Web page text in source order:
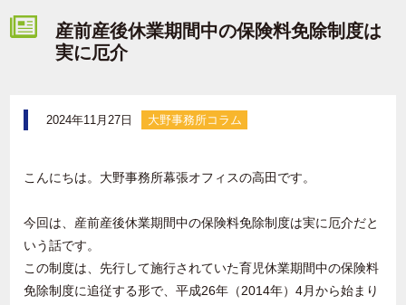
産前産後休業期間中の保険料免除制度は
実に厄介
2024年11月27日 大野事務所コラム
こんにちは。大野事務所幕張オフィスの高田です。
今回は、産前産後休業期間中の保険料免除制度は実に厄介だと
いう話です。
この制度は、先行して施行されていた育児休業期間中の保険料
免除制度に追従する形で、平成26年（2014年）4月から始まり